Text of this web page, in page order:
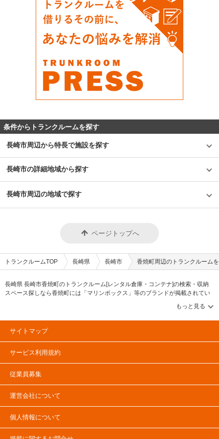
条件からトランクルームを探す
長崎市周辺から特長で施設を探す
長崎市の詳細地域から探す
長崎市周辺の地域で探す
ページトップへ
トランクルームTOP 長崎県 長崎市 香焼町周辺のトランクルーム
長崎県 長崎市香焼町のトランクルーム[レンタル倉庫・コンテナ]の検索・収納
スペース探しなら香焼町には「マリンボックス」等のブランドが掲載されてい
24時間出し入れ可能などの希望条件で絞込み！豊富な物件数から様々な方法で
ご希望の収納スペースを簡単に探せるトランクルーム情報サイトです。香焼町
で気になるトランクルームを見つけたら、メールか電話でお問合せが可能です
サイトマップ
サービス利用規約
従業員募集
運営会社について
個人情報について